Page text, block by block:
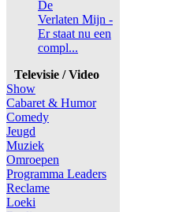
De
Verlaten Mijn -
Er staat nu een
compl...
Televisie / Video
Show
Cabaret & Humor
Comedy
Jeugd
Muziek
Omroepen
Programma Leaders
Reclame
Loeki